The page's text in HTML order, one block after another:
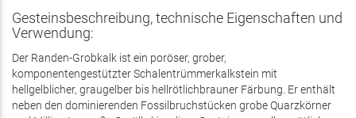
Gesteinsbeschreibung, technische Eigenschaften und
Verwendung:
Der Randen-Grobkalk ist ein poröser, grober,
komponentengestützter Schalentrümmerkalkstein mit
hellgelblicher, graugelber bis hellrötlichbrauner Färbung. Er enthält
neben den dominierenden Fossilbruchstücken grobe Quarzkörner